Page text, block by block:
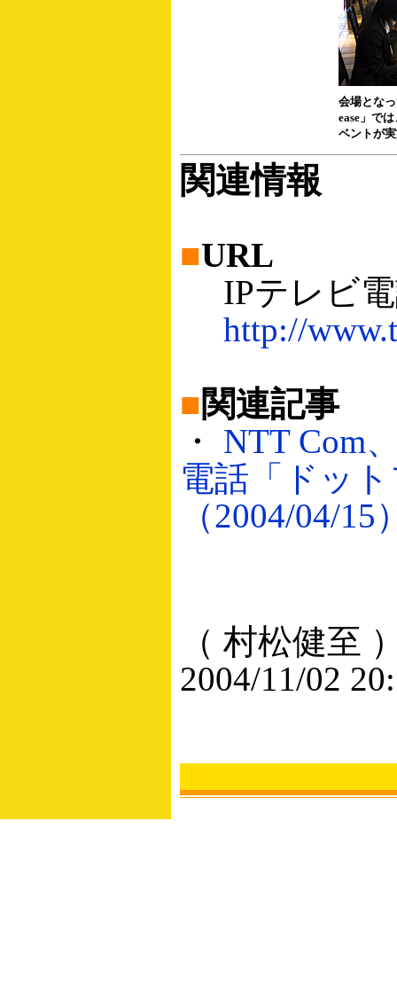
会場とな
ease」で
ベントが
関連情報
■URL
IPテレビ電
http://
■関連記事
・ NTT Com
電話「ドッ
（2004/04/15
（ 村松健至
2004/11/02